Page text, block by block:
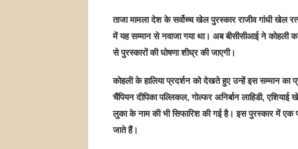
ताजा मामला देश के सर्वोच्च खेल पुरस्कार राजीव गांधी
में यह सम्मान से नवाजा गया था। अब बीसीसीआई ने कोहली
से पुरस्कारों की घोषणा शीघ्र की जाएगी।
कोहली के हालिया प्रदर्शन को देखते हुए उन्हें इस सम्मान का
चैंपियन दीपिका पल्लिकल, गोल्फर अनिर्बान लाहिडी,
लुका के नाम की भी सिफारिश की गई है। इस पुरस्कार में
जाते हैं।